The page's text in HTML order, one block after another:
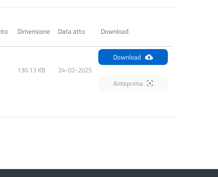
Dimensione Data atto Download
130.13 KB 24-02-2025
Download
Anteprima